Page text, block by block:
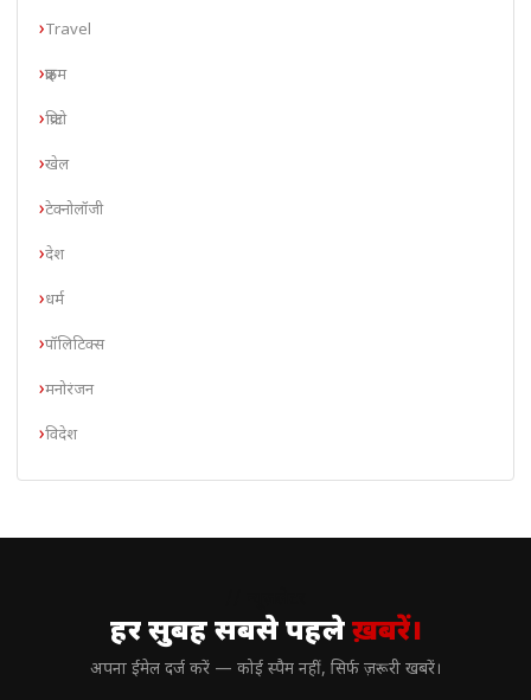
Travel
क्राइम
क्रिप्टो
खेल
टेक्नोलॉजी
देश
धर्म
पॉलिटिक्स
मनोरंजन
विदेश
हर सुबह सबसे पहलेख़बरें।
अपना ईमेल दर्ज करें — कोई स्पैम नहीं, सिर्फ ज़रूरी खबरें।